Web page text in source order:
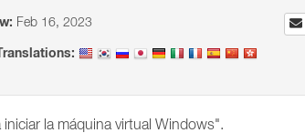
Feb 16, 2023
la máquina virtual Windows".